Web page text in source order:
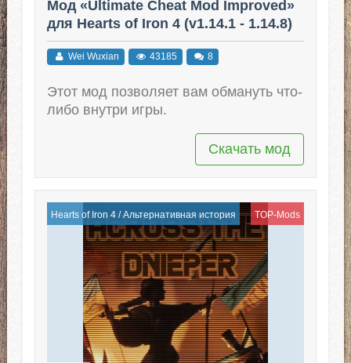
Мод «Ultimate Cheat Mod Improved»
для Hearts of Iron 4 (v1.14.1 - 1.14.8)
Wei Wuxian 43185 8
Этот мод позволяет вам обмануть что-
либо внутри игры.
Скачать мод
Hearts of Iron 4/Альтернативная история TOP-Mods